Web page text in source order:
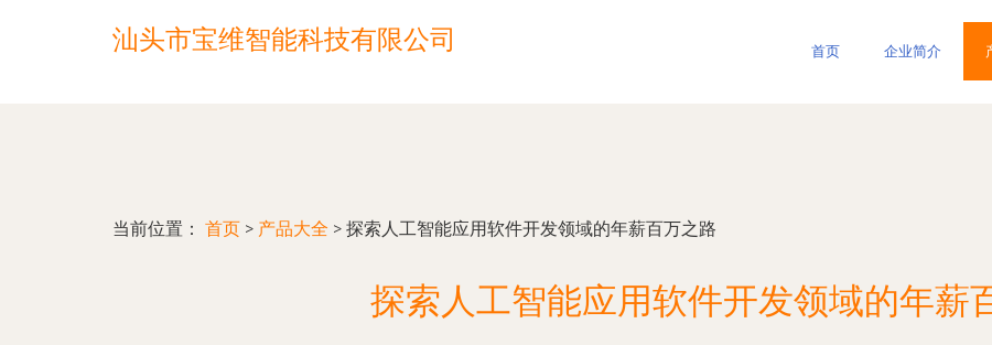
汕头市宝维智能科技有限公司 首页 企业简介
当前位置： 首页 > 产品大全 > 探索人工智能应用软件开发领域的年薪百万之路
探索人工智能应用软件开发领域的年薪